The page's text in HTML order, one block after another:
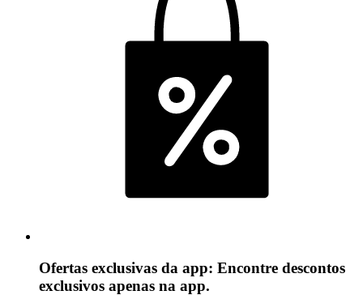
Ofertas exclusivas da app: Encontre descontos
exclusivos apenas na app.